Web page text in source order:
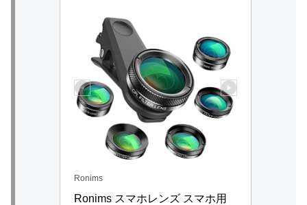
Ronims
Ronims スマホレンズ スマホ用